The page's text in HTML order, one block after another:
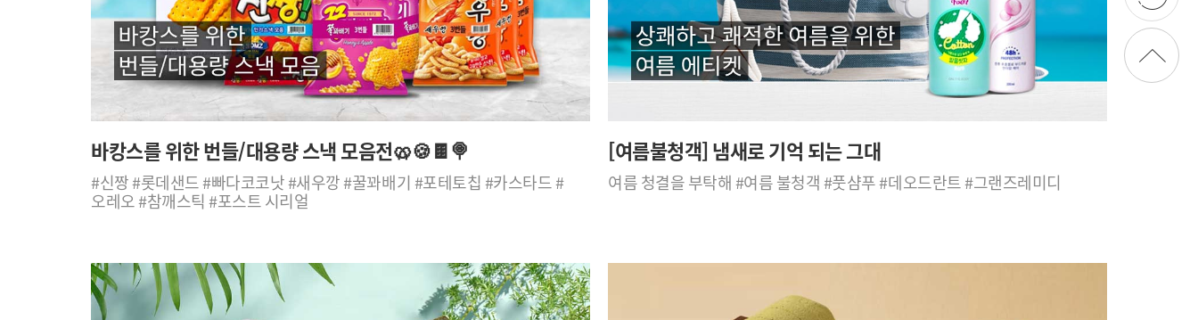
바캉스를 위한 번들/대용량 스낵 모음전🥨🍪🍫🍭
#신짱 #롯데샌드 #빠다코코낫 #새우깡 #꿀꽈배기 #포테토칩 #카스타드 #
오레오 #참깨스틱 #포스트 시리얼
[여름불청객] 냄새로 기억 되는 그대
여름 청결을 부탁해 #여름 불청객 #풋샴푸 #데오드란트 #그랜즈레미디
상단으로 가기